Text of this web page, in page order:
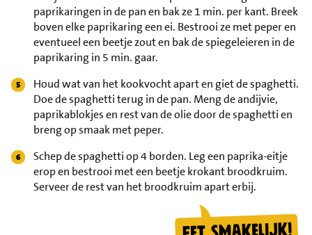
paprikaringen in de pan en bak ze 1 min. per kant. Breek
boven elke paprikaring een ei. Bestrooi ze met peper en
eventueel een beetje zout en bak de spiegeleieren in de
paprikaring in 5 min. gaar.
Houd wat van het kookvocht apart en giet de spaghetti.
Doe de spaghetti terug in de pan. Meng de andijvie,
paprikablokjes en rest van de olie door de spaghetti en
breng op smaak met peper.
Schep de spaghetti op 4 borden. Leg een paprika-eitje
erop en bestrooi met een beetje krokant broodkruim.
Serveer de rest van het broodkruim apart erbij.